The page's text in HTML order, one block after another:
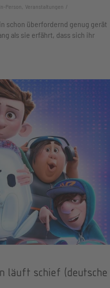
Person, Veranstaltungen
schon überfordernd genug gerät
als sie erfährt, dass sich ihr
läuft schief (deutsche